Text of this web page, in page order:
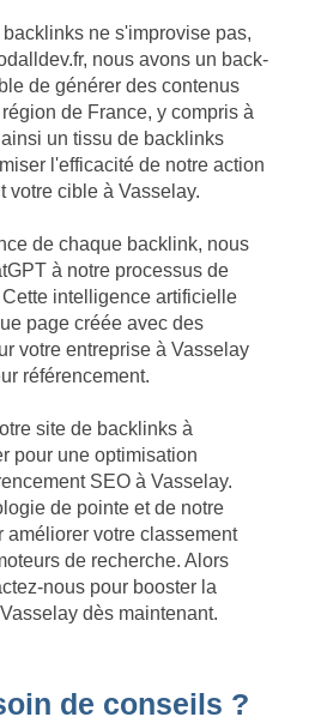
ne s'improvise pas,
nous avons un back-
de générer des contenus
de France, y compris à
un tissu de backlinks
l'efficacité de notre action
votre cible à Vasselay.
de chaque backlink, nous
à notre processus de
intelligence artificielle
page créée avec des
votre entreprise à Vasselay
référencement.
site de backlinks à
pour une optimisation
SEO à Vasselay.
de pointe et de notre
améliorer votre classement
de recherche. Alors
nous pour booster la
dès maintenant.
de conseils ?